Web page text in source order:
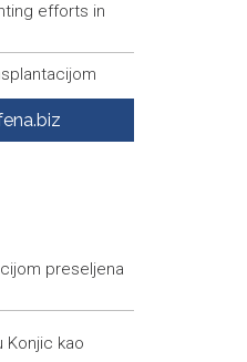
efforts in
u Konjic
Film Festival
preseljena
Konjic kao